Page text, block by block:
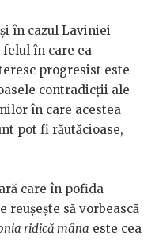
în cazul Laviniei
în care ea
progresist este
contradicții ale
în care acestea
pot fi răutăcioase,
care în pofida
să vorbească
ridică mâna este cea